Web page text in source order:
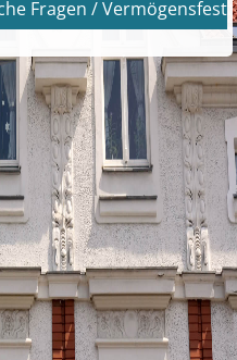
Fragen /